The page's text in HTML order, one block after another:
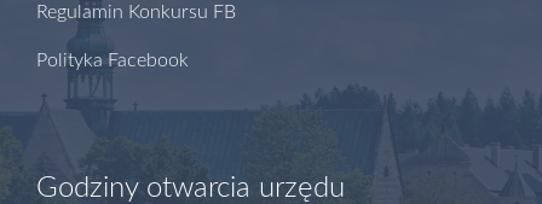
Regulamin Konkursu FB
Polityka Facebook
Godziny otwarcia urzędu